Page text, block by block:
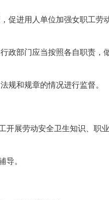
进用人单位加强女职工劳
部门应当按照各自职责，
和规章的情况进行监督。
展劳动安全卫生知识、职
导。